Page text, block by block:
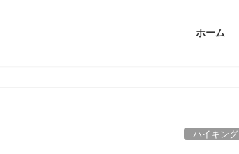
ホーム
ハイキング